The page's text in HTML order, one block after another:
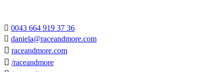
 0043 664 919 37 36
 daniela@raceandmore.com
 raceandmore.com
 /raceandmore